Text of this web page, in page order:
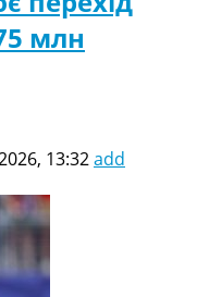
млн
13:32add